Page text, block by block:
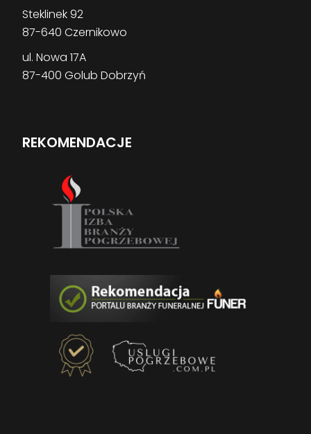
Steklinek 92
87-640 Czernikowo
ul. Nowa 17A
87-400 Golub Dobrzyń
REKOMENDACJE